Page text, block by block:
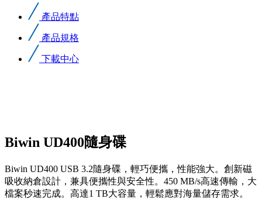
產品特點
產品規格
下載中心
Biwin UD400隨身碟
Biwin UD400 USB 3.2隨身碟，輕巧便攜，性能強大。創新磁
吸收納倉設計，兼具便攜性與安全性。450 MB/s高速傳輸，大
檔案秒速完成。高達1 TB大容量，輕鬆應對海量儲存需求。